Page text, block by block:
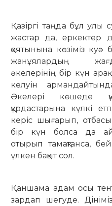
Қазіргі таңда бұл
жастар да, еркектер
қоятынына көзіміз куә
жанұялардың
әкелерінің бір күн
келуін
Әкелері көшеде
құрдастарына күлкі
керіс шығарып,
бір күн болса да
отырып тамақтанса,
үлкен бақыт сол.
Қаншама адам осы
зардап шегуде.